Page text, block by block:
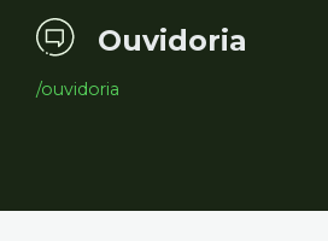
Ouvidoria
/ouvidoria